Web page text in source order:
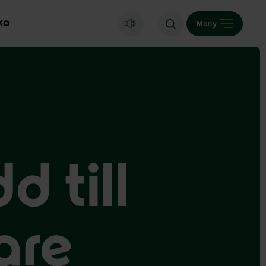
Meny
till